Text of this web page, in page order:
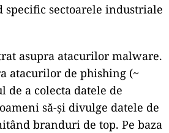
sectoarele industriale
asupra atacurilor malware.
atacurilor de phishing (~
de a colecta datele de
să-și divulge datele de
branduri de top. Pe baza